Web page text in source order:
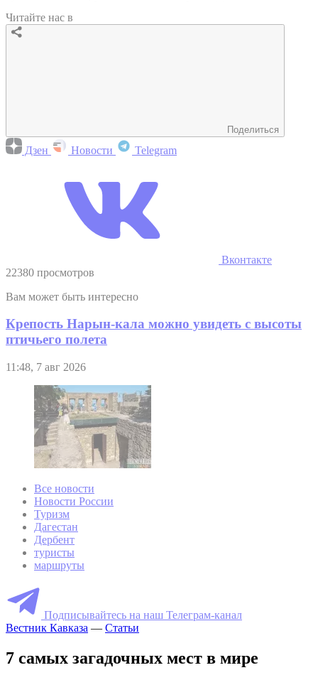
Читайте нас в
Поделиться
Дзен Новости Telegram
Вконтакте
22380 просмотров
Вам может быть интересно
Крепость Нарын-кала можно увидеть с высоты
птичьего полета
11:48, 7 авг 2026
Все новости
Новости России
Туризм
Дагестан
Дербент
туристы
маршруты
Подписывайтесь на наш Телеграм-канал
Вестник Кавказа — Статьи
7 самых загадочных мест в мире